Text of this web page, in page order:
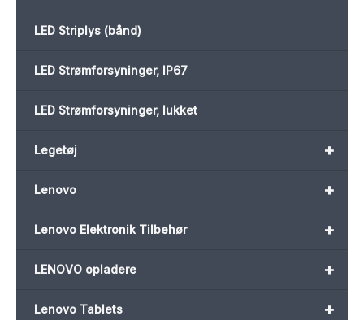
LED Striplys (bånd)
LED Strømforsyninger, IP67
LED Strømforsyninger, lukket
+
Legetøj
+
Lenovo
+
Lenovo Elektronik Tilbehør
+
LENOVO opladere
+
Lenovo Tablets